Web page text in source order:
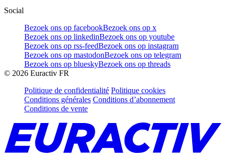
Social
Bezoek ons op facebookBezoek ons op x
Bezoek ons op linkedinBezoek ons op youtube
Bezoek ons op rss-feedBezoek ons op instagram
Bezoek ons op mastodonBezoek ons op telegram
Bezoek ons op blueskyBezoek ons op threads
© 2026 Euractiv FR
Politique de confidentialité Politique cookies
Conditions générales Conditions d’abonnement
Conditions de vente